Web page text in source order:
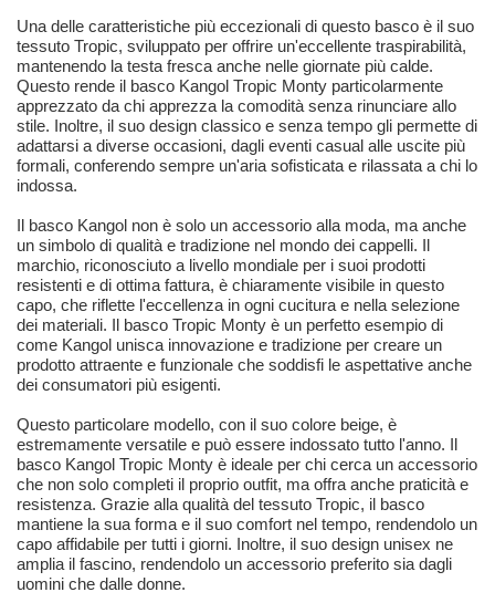
Una delle caratteristiche più eccezionali di questo basco è il suo
tessuto Tropic, sviluppato per offrire un'eccellente traspirabilità,
mantenendo la testa fresca anche nelle giornate più calde.
Questo rende il basco Kangol Tropic Monty particolarmente
apprezzato da chi apprezza la comodità senza rinunciare allo
stile. Inoltre, il suo design classico e senza tempo gli permette di
adattarsi a diverse occasioni, dagli eventi casual alle uscite più
formali, conferendo sempre un'aria sofisticata e rilassata a chi lo
indossa.
Il basco Kangol non è solo un accessorio alla moda, ma anche
un simbolo di qualità e tradizione nel mondo dei cappelli. Il
marchio, riconosciuto a livello mondiale per i suoi prodotti
resistenti e di ottima fattura, è chiaramente visibile in questo
capo, che riflette l'eccellenza in ogni cucitura e nella selezione
dei materiali. Il basco Tropic Monty è un perfetto esempio di
come Kangol unisca innovazione e tradizione per creare un
prodotto attraente e funzionale che soddisfi le aspettative anche
dei consumatori più esigenti.
Questo particolare modello, con il suo colore beige, è
estremamente versatile e può essere indossato tutto l'anno. Il
basco Kangol Tropic Monty è ideale per chi cerca un accessorio
che non solo completi il proprio outfit, ma offra anche praticità e
resistenza. Grazie alla qualità del tessuto Tropic, il basco
mantiene la sua forma e il suo comfort nel tempo, rendendolo un
capo affidabile per tutti i giorni. Inoltre, il suo design unisex ne
amplia il fascino, rendendolo un accessorio preferito sia dagli
uomini che dalle donne.